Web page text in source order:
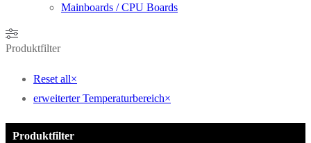
Mainboards / CPU Boards
Produktfilter
Reset all×
erweiterter Temperaturbereich×
Produktfilter